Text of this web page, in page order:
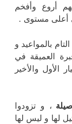
أروع وأفخم
أعلى مستوى .
بالمواعيد و
العميقة في
الأول والأخير
، و تزودوا
لها و ليس لها